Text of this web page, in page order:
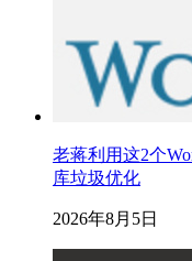
老蒋利用这2个
库垃圾优化
2026年8月5日